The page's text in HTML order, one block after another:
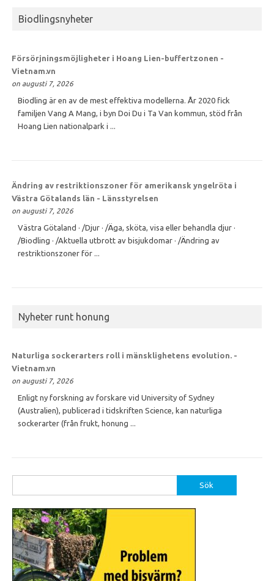
Biodlingsnyheter
Försörjningsmöjligheter i Hoang Lien-buffertzonen -
Vietnam.vn
on augusti 7, 2026
Biodling är en av de mest effektiva modellerna. År 2020 fick
familjen Vang A Mang, i byn Doi Du i Ta Van kommun, stöd från
Hoang Lien nationalpark i ...
Ändring av restriktionszoner för amerikansk yngelröta i
Västra Götalands län - Länsstyrelsen
on augusti 7, 2026
Västra Götaland · /Djur · /Äga, sköta, visa eller behandla djur ·
/Biodling · /Aktuella utbrott av bisjukdomar · /Ändring av
restriktionszoner för ...
Nyheter runt honung
Naturliga sockerarters roll i mänsklighetens evolution. -
Vietnam.vn
on augusti 7, 2026
Enligt ny forskning av forskare vid University of Sydney
(Australien), publicerad i tidskriften Science, kan naturliga
sockerarter (från frukt, honung ...
efter: